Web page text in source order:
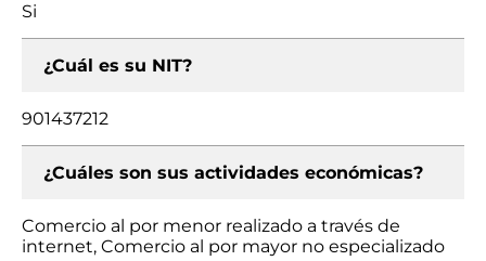
Si
¿Cuál es su NIT?
901437212
¿Cuáles son sus actividades económicas?
Comercio al por menor realizado a través de
internet, Comercio al por mayor no especializado